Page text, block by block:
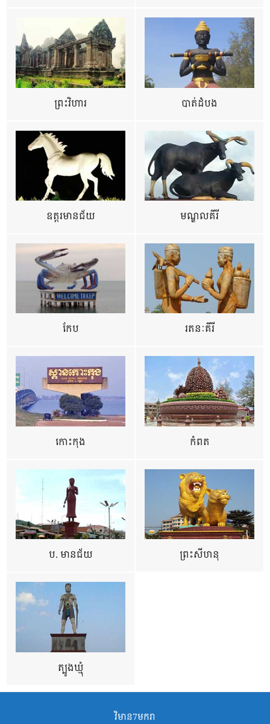
ព្រះវិហារ បាត់ដំបង
ឧត្ដរមានជ័យ មណ្ឌលគីរី
កែប រតនៈគីរី
កោះកុង កំពត
ប. មានជ័យ ព្រះសីហនុ
ត្បូងឃ្មុំ
វិមាន7មករា